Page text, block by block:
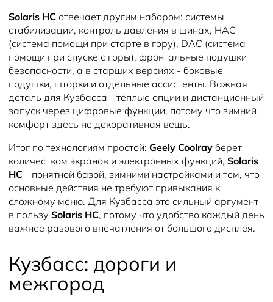
Solaris HC отвечает другим набором: системы
стабилизации, контроль давления в шинах, HAC
(система помощи при старте в гору), DAC (система
помощи при спуске с горы), фронтальные подушки
безопасности, а в старших версиях - боковые
подушки, шторки и отдельные ассистенты. Важная
деталь для Кузбасса - теплые опции и дистанционный
запуск через цифровые функции, потому что зимний
комфорт здесь не декоративная вещь.
Итог по технологиям простой: Geely Coolray берет
количеством экранов и электронных функций, Solaris
HC - понятной базой, зимними настройками и тем, что
основные действия не требуют привыкания к
сложному меню. Для Кузбасса это сильный аргумент
в пользу Solaris HC, потому что удобство каждый день
важнее разового впечатления от большого дисплея.
Кузбасс: дороги и
межгород